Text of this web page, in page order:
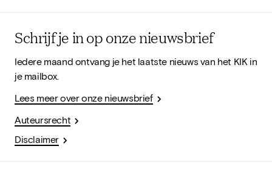
Schrijf je in op onze nieuwsbrief
Iedere maand ontvang je het laatste nieuws van het KIK in
je mailbox.
Lees meer over onze nieuwsbrief
Auteursrecht
Disclaimer